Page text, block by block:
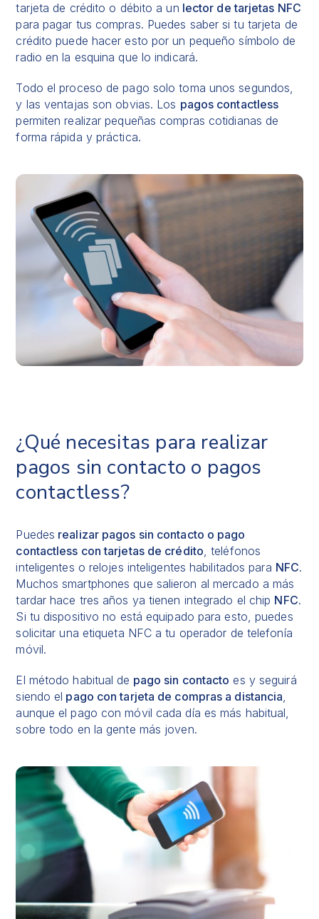
tarjeta de crédito o débito a un lector de tarjetas NFC
para pagar tus compras. Puedes saber si tu tarjeta de
crédito puede hacer esto por un pequeño símbolo de
radio en la esquina que lo indicará.
Todo el proceso de pago solo toma unos segundos,
y las ventajas son obvias. Los pagos contactless
permiten realizar pequeñas compras cotidianas de
forma rápida y práctica.
¿Qué necesitas para realizar
pagos sin contacto o pagos
contactless?
Puedes realizar pagos sin contacto o pago
contactless con tarjetas de crédito , teléfonos
inteligentes o relojes inteligentes habilitados para NFC.
Muchos smartphones que salieron al mercado a más
tardar hace tres años ya tienen integrado el chip NFC.
Si tu dispositivo no está equipado para esto, puedes
solicitar una etiqueta NFC a tu operador de telefonía
móvil.
El método habitual de pago sin contacto es y seguirá
siendo el pago con tarjeta de compras a distancia
aunque el pago con móvil cada día es más habitual,
sobre todo en la gente más joven.